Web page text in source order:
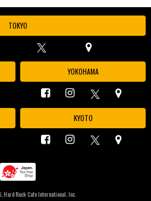
TOKYO
YOKOHAMA
KYOTO
Hard Rock Cafe International, Inc.